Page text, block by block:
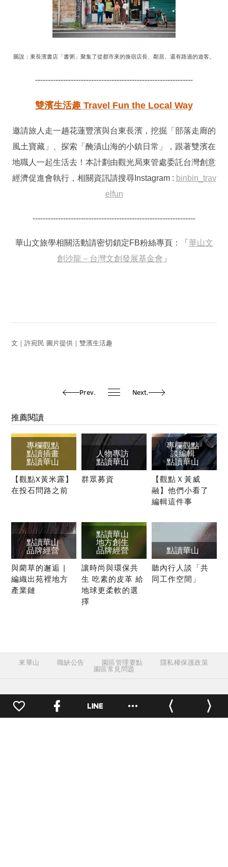
圖說：東長濱書店「書粥」聚集了從都市來的換宿店長、鄰居、還有路過的遊客。
--------------------------------------------------------------
雙濱生活趣 Travel Fun the Local Way
邀請旅人走一趟花蓮豐濱與台東長濱，挖掘「部落走廊的
風土寶藏」、探索「醃漬山海的小鎮日常」，跟著雙濱在
地職人一起生活去！本計劃由觀光局東管處委託台灣創意
經濟促進會執行，相關資訊請搜尋Instagram : binbin_trav
elfun
----------------------------------------------------------------
華山文旅學相關活動請密切鎖定FB粉絲專頁：「 華山文
創沙龍－台灣文創發展基金會 」
文｜許宛民 圖片提供｜雙濱生活趣
Prev. Next.
推薦閱讀
專欄觀點
點讀插畫
點讀華山
【觀點X黃米露】
在投石問路之前
人物專訪
點讀華山
群眾募資
專欄觀點
談編輯
點讀華山
【觀點Ｘ黃威
融】他們小看了
編輯這件事
點讀華山
品牌經營
與藺草的邂逅 |
編織出苑裡地方
產業鏈
點讀華山
地方創生
品牌經營
讓時尚與環保共
生 吃素的皮革 給
地球更柔軟的選
擇
點讀華山
聽內行人談「共
同工作空間」
來華山 職缺公告 園區管理要點 隱私權保護政策
園區常見問題
如何來華山
園區地址：100 台北市中正區